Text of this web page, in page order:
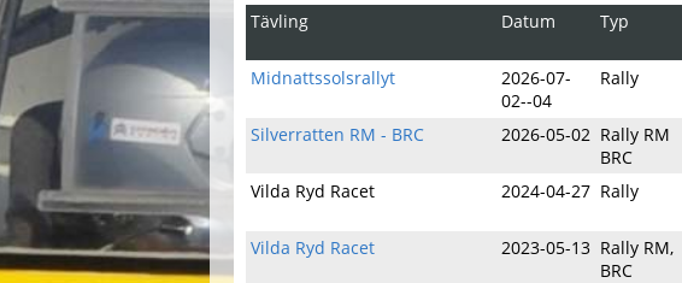
Tävling Datum Typ
Midnattssolsrallyt
2026-07-
02--04
Rally
Silverratten RM - BRC 2026-05-02 Rally RM
BRC
Vilda Ryd Racet 2024-04-27 Rally
Vilda Ryd Racet 2023-05-13 Rally RM,
BRC